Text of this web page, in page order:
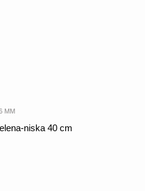
MM
niska 40 cm